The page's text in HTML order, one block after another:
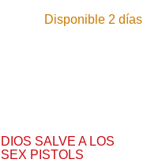
Disponible 2 días
DIOS SALVE A LOS
SEX PISTOLS